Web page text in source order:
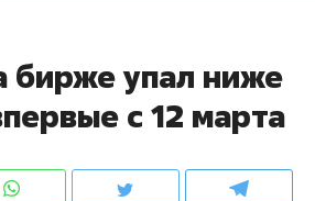
бирже упал ниже
с 12 марта